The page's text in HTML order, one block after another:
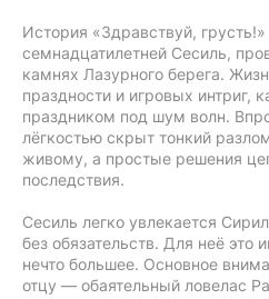
История «Здравствуй,
семнадцатилетней Сесиль,
камнях Лазурного берега.
праздности и игровых интриг,
праздником под шум волн.
лёгкостью скрыт тонкий
живому, а простые решения
последствия.
Сесиль легко увлекается
без обязательств. Для неё это
нечто большее. Основное
отцу — обаятельный ловелас